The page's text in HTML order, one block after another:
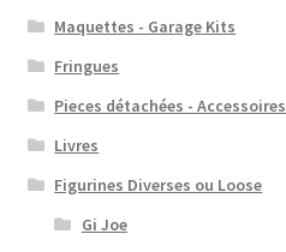
Maquettes - Garage Kits
Fringues
Pieces détachées - Accessoires
Livres
Figurines Diverses ou Loose
Gi Joe